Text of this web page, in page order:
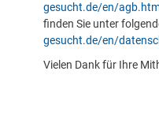
gesucht.de/en/
finden Sie unter
gesucht.de/en/
Vielen Dank für Ihre